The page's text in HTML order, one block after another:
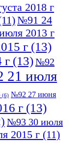
2018 г
№91 24
2013 г
г (13)
г (13)№92
21 июля
(6) №92 27 июня
г (13)
№93 30 июля
2015 г (11)